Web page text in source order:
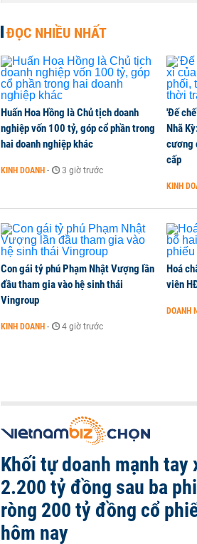
ĐỌC NHIỀU NHẤT
Huấn Hoa Hồng là Chủ tịch doanh
nghiệp vốn 100 tỷ, góp cổ phần trong
hai doanh nghiệp khác
KINH DOANH - 3 giờ trước
'Đế
Nhã
cương
cấp
KINH
Con gái tỷ phú Phạm Nhật Vượng lần
đầu tham gia vào hệ sinh thái
Vingroup
KINH DOANH - 4 giờ trước
Hoá
viên
DOANH
Khối tự doanh mạnh tay
2.200 tỷ đồng sau ba
ròng 200 tỷ đồng cổ
hôm nay